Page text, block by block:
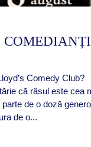
Comedy Club?
că râsul este cea
de o doză
de o...